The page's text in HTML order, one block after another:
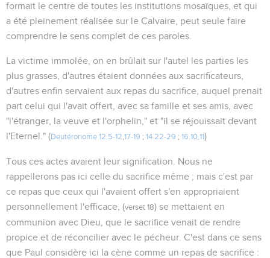
formait le centre de toutes les institutions mosaïques, et qui
a été pleinement réalisée sur le Calvaire, peut seule faire
comprendre le sens complet de ces paroles.
La victime immolée, on en brûlait sur l'autel les parties les
plus grasses, d'autres étaient données aux sacrificateurs,
d'autres enfin servaient aux repas du sacrifice, auquel prenait
part celui qui l'avait offert, avec sa famille et ses amis, avec
"l'étranger, la veuve et l'orphelin," et "il se réjouissait devant
l'Eternel." (Deutéronome 12.5-12 17-19 ; 14.22-29 ; 16.10,11)
Tous ces actes avaient leur signification. Nous ne
rappellerons pas ici celle du sacrifice même ; mais c'est par
ce repas que ceux qui l'avaient offert s'en appropriaient
personnellement l'efficace, (verset 18) se mettaient en
communion avec Dieu, que le sacrifice venait de rendre
propice et de réconcilier avec le pécheur. C'est dans ce sens
que Paul considère ici la cène comme un repas de sacrifice :